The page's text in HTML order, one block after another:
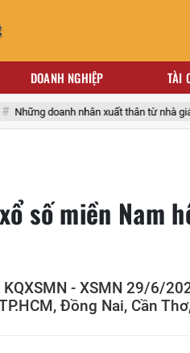
DOANH NGHIỆP TÀI
Những doanh nhân xuất thân từ nhà giáo
số miền Nam
- XSMN 29/6/
Đồng Nai, Cần